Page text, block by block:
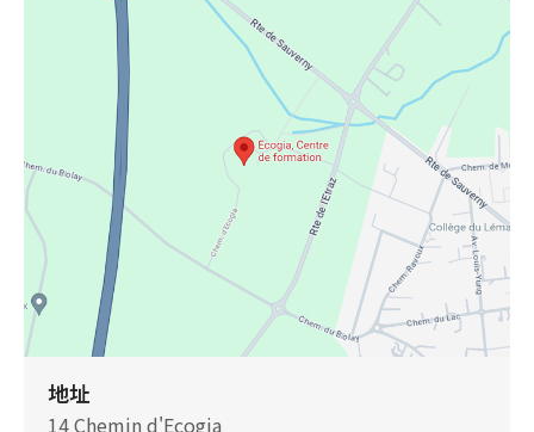
地址
14 Chemin d'Ecogia